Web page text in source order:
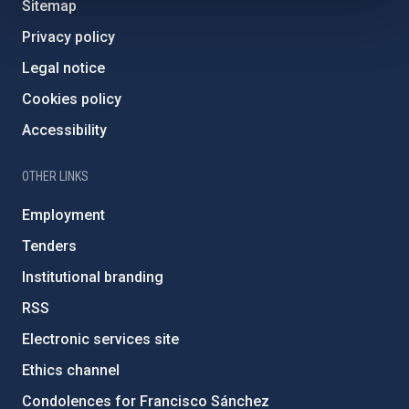
Sitemap
Privacy policy
Legal notice
Cookies policy
Accessibility
OTHER LINKS
Employment
Tenders
Institutional branding
RSS
Electronic services site
Ethics channel
Condolences for Francisco Sánchez